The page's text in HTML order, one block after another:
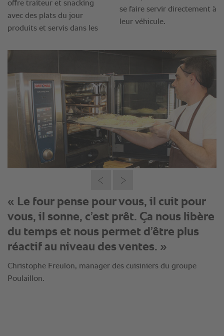
« Le four pense pour vous, il cuit pour
vous, il sonne, c’est prêt. Ça nous libère
du temps et nous permet d’être plus
réactif au niveau des ventes. »
Christophe Freulon, manager des cuisiniers du groupe
Poulaillon.